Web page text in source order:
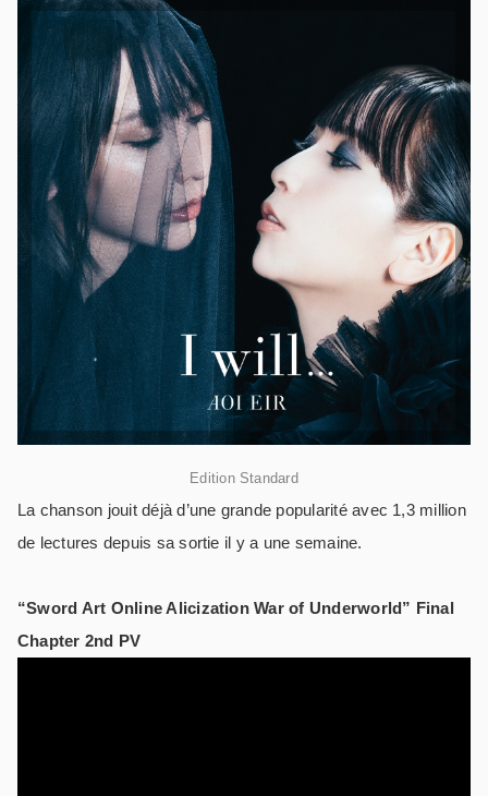
Edition Standard
La chanson jouit déjà d’une grande popularité avec 1,3 million
de lectures depuis sa sortie il y a une semaine.
“Sword Art Online Alicization War of Underworld” Final
Chapter 2nd PV